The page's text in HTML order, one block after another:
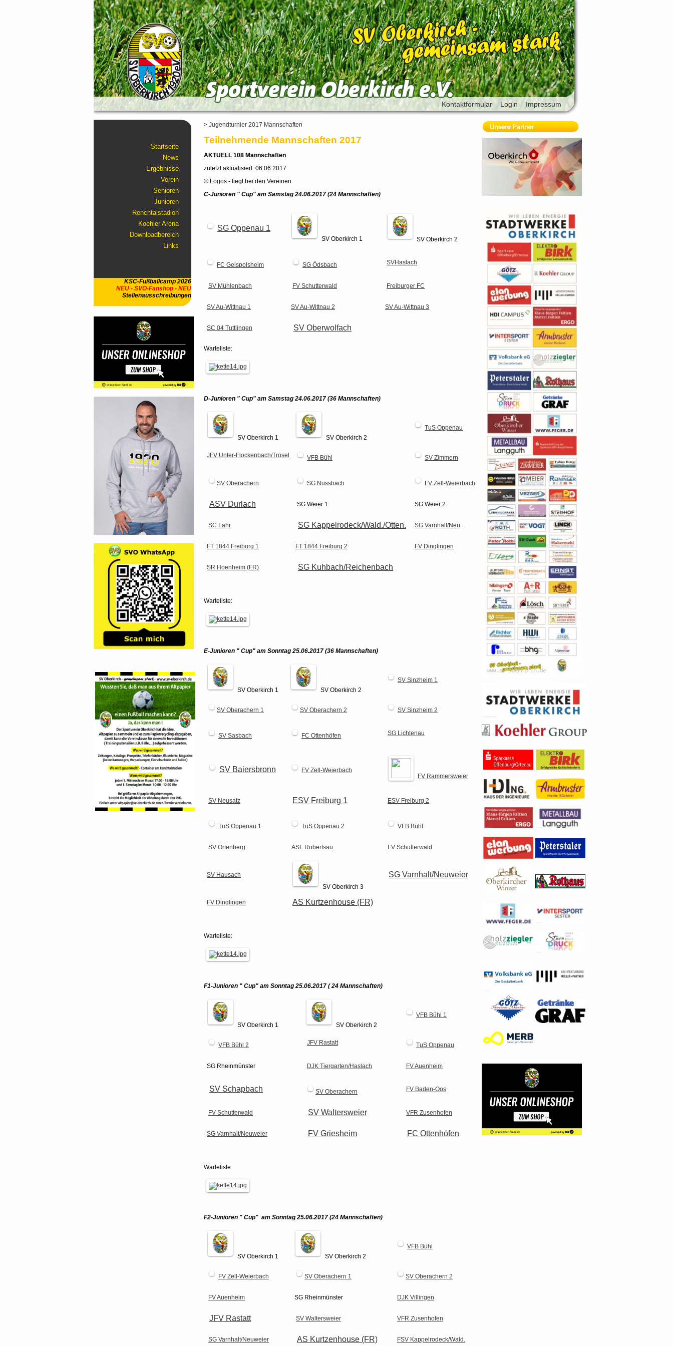
Impressum
Login
Kontaktformular
Startseite
News
Ergebnisse
Verein
Senioren
Junioren
Renchtalstadion
Koehler Arena
Downloadbereich
Links
KSC-Fußballcamp 2026
NEU - SVO-Fanshop - NEU
Stellenausschreibungen
> Jugendturnier 2017 Mannschaften
Teilnehmende Mannschaften 2017
AKTUELL 108 Mannschaften
zuletzt aktualisiert: 06.06.2017
© Logos - liegt bei den Vereinen
C-Junioren " Cup" am Samstag 24.06.2017 (24 Mannschaften)
SG Oppenau 1
SV Oberkirch 1 SV Oberkirch 2
FC Geispolsheim SG Ödsbach SVHaslach
SV Mühlenbach FV Schutterwald Freiburger FC
SV Au-Wittnau 1 SV Au-Wittnau 2 SV Au-Wittnau 3
SC 04 Tuttlingen SV Oberwolfach
Warteliste:
D-Junioren " Cup" am Samstag 24.06.2017 (36 Mannschaften)
SV Oberkirch 1 SV Oberkirch 2
TuS Oppenau
JFV Unter-Flockenbach/Trösel VFB Bühl SV Zimmern
SV Oberachern SG Nussbach FV Zell-Weierbach
ASV Durlach SG Weier 1 SG Weier 2
SC Lahr SG Kappelrodeck/Wald./Otten. SG Varnhalt/Neu.
FT 1844 Freiburg 1 FT 1844 Freiburg 2 FV Dinglingen
SR Hoenheim (FR) SG Kuhbach/Reichenbach
Warteliste:
E-Junioren " Cup" am Sonntag 25.06.2017 (36 Mannschaften)
SV Oberkirch 1 SV Oberkirch 2
SV Sinzheim 1
SV Oberachern 1 SV Oberachern 2 SV Sinzheim 2
SV Sasbach FC Ottenhöfen SG Lichtenau
SV Baiersbronn
FV Zell-Weierbach
FV Rammersweier
SV Neusatz ESV Freiburg 1 ESV Freiburg 2
TuS Oppenau 1 TuS Oppenau 2 VFB Bühl
SV Ortenberg ASL Robertsau FV Schutterwald
SV Hausach
SV Oberkirch 3
SG Varnhalt/Neuweier
FV Dinglingen AS Kurtzenhouse (FR)
Warteliste:
F1-Junioren " Cup" am Sonntag 25.06.2017 (24 Mannschaften)
SV Oberkirch 1 SV Oberkirch 2
VFB Bühl 1
VFB Bühl 2 JFV Rastatt TuS Oppenau
SG Rheinmünster DJK Tiergarten/Haslach FV Auenheim
SV Schapbach SV Oberachern FV Baden-Oos
FV Schutterwald SV Waltersweier VFR Zusenhofen
SG Varnhalt/Neuweier FV Griesheim FC Ottenhöfen
Warteliste:
F2-Junioren " Cup" am Sonntag 25.06.2017 (24 Mannschaften)
SV Oberkirch 1 SV Oberkirch 2
VFB Bühl
FV Zell-Weierbach SV Oberachern 1 SV Oberachern 2
FV Auenheim SG Rheinmünster DJK Villingen
JFV Rastatt SV Waltersweier VFR Zusenhofen
SG Varnhalt/Neuweier AS Kurtzenhouse (FR) FSV Kappelrodeck/Wald.